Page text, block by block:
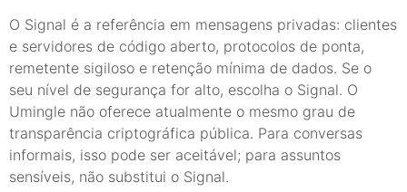
O Signal é a referência em mensagens privadas: clientes
e servidores de código aberto, protocolos de ponta,
remetente sigiloso e retenção mínima de dados. Se o
seu nível de segurança for alto, escolha o Signal. O
Umingle não oferece atualmente o mesmo grau de
transparência criptográfica pública. Para conversas
informais, isso pode ser aceitável; para assuntos
sensíveis, não substitui o Signal.